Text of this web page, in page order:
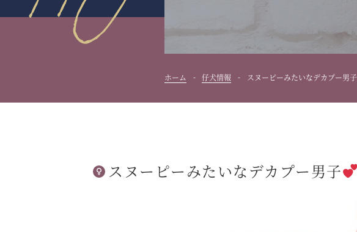
ホーム 仔犬情報 スヌーピーみたいなデカプー男子
スヌーピーみたいなデカプー男子